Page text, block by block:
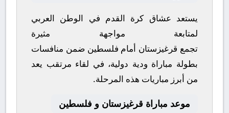
يستعد عشاق كرة القدم في الوطن العربي
لمتابعة مواجهة مثيرة
تجمع قرغيزستان أمام فلسطين ضمن منافسات
بطولة مباراة ودية دولية، في لقاء مرتقب يعد
من أبرز مباريات هذه المرحلة.
موعد مباراة قرغيزستان و فلسطين